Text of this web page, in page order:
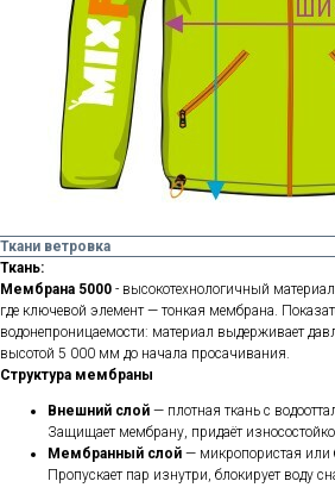
Ткани ветровка
Ткань:
Мембрана 5000 - высокотехнологичный
где ключевой элемент — тонкая мембрана.
водонепроницаемости: материал выдерживает
высотой 5 000 мм до начала просачивания.
Структура мембраны
Внешний слой — плотная ткань с
Защищает мембрану, придаёт
Мембранный слой — микропористая или
Пропускает пар изнутри, блокирует воду